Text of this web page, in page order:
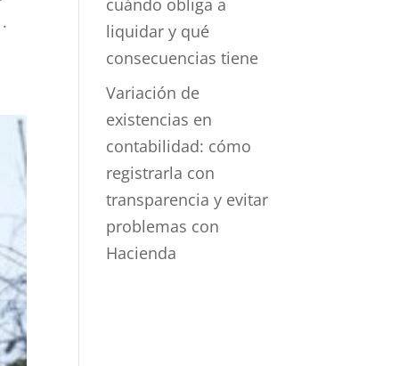
liquidar y qué
consecuencias tiene
Variación de
existencias en
contabilidad: cómo
registrarla con
transparencia y evitar
problemas con
Hacienda